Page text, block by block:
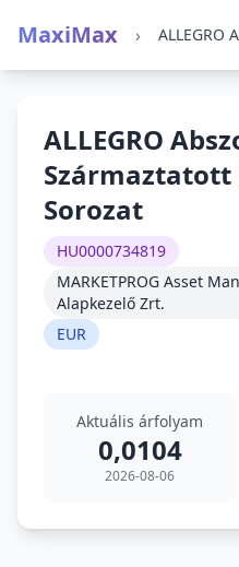
MaxiMax ›
ALLEGRO
Származtatott
Sorozat
HU0000734819
MARKETPROG Asset
Alapkezelő Zrt.
EUR
Aktuális árfolyam
0,0104
2026-08-06